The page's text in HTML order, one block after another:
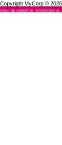
Copyright MyCorp © 2026
худалдаа. Та